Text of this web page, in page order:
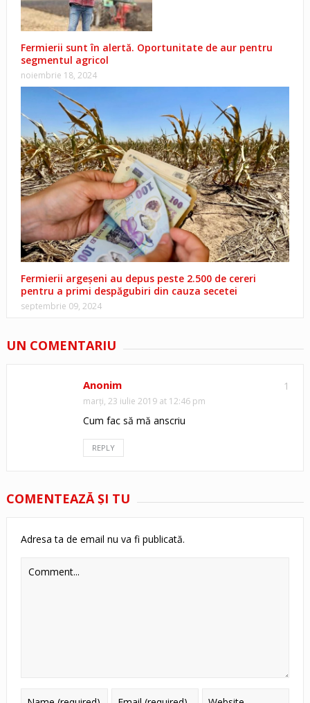
Fermierii sunt în alertă. Oportunitate de aur pentru
segmentul agricol
noiembrie 18, 2024
Fermierii argeșeni au depus peste 2.500 de cereri
pentru a primi despăgubiri din cauza secetei
septembrie 09, 2024
UN COMENTARIU
1
Anonim
marți, 23 iulie 2019 at 12:46 pm
Cum fac să mă anscriu
REPLY
COMENTEAZĂ ŞI TU
Adresa ta de email nu va fi publicată.